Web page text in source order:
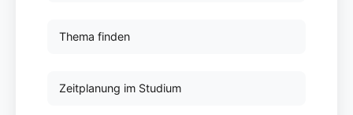
Thema finden
Zeitplanung im Studium